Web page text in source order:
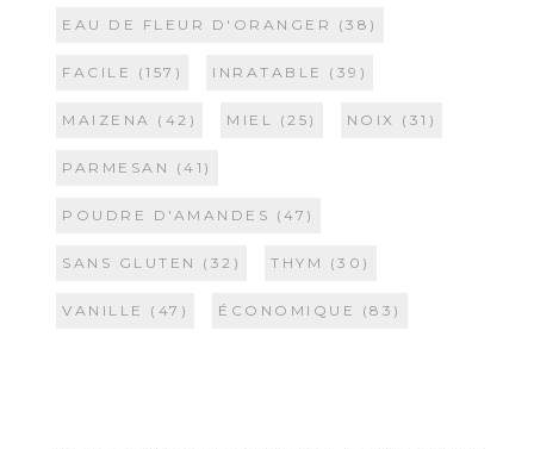
EAU DE FLEUR D'ORANGER (38)
FACILE (157) INRATABLE (39)
MAIZENA (42) MIEL (25) NOIX (31)
PARMESAN (41)
POUDRE D'AMANDES (47)
SANS GLUTEN (32) THYM (30)
VANILLE (47) ÉCONOMIQUE (83)